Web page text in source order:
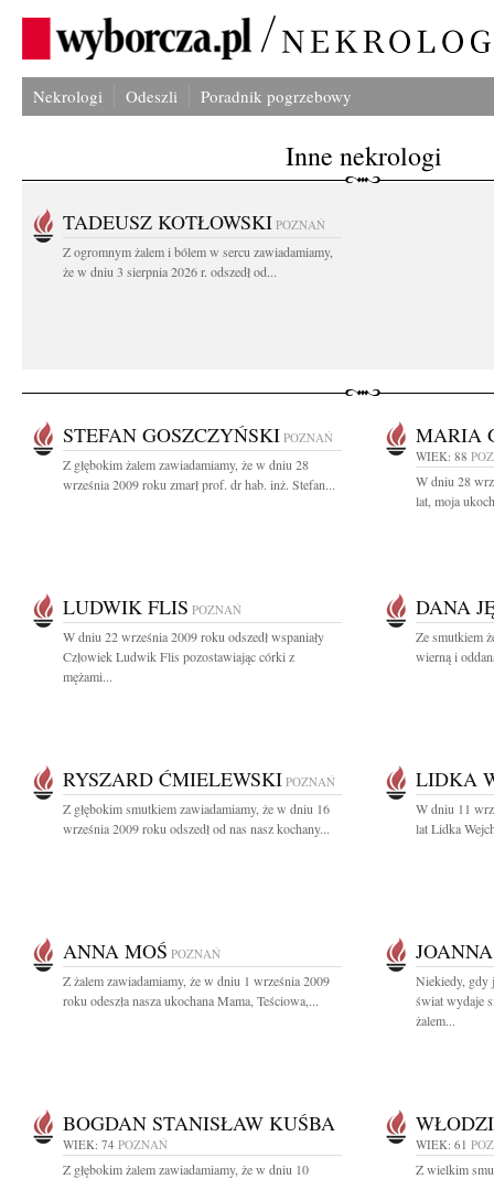
Nekrologi Odeszli Poradnik pogrzebowy
Inne nekrologi
TADEUSZ KOTŁOWSKI POZNAŃ
Z ogromnym żalem i bólem w sercu zawiadamiamy,
że w dniu 3 sierpnia 2026 r. odszedł od...
STEFAN GOSZCZYŃSKI POZNAŃ
Z głębokim żalem zawiadamiamy, że w dniu 28
września 2009 roku zmarł prof. dr hab. inż. Stefan...
MARIA
WIEK: 88
W dniu 28
lat, moja
LUDWIK FLIS POZNAŃ
W dniu 22 września 2009 roku odszedł wspaniały
Człowiek Ludwik Flis pozostawiając córki z
mężami...
DANA
Ze smutkiem
wierną i
RYSZARD ĆMIELEWSKI POZNAŃ
Z głębokim smutkiem zawiadamiamy, że w dniu 16
września 2009 roku odszedł od nas nasz kochany...
LIDKA
W dniu 11
lat Lidka
ANNA MOŚ POZNAŃ
Z żalem zawiadamiamy, że w dniu 1 września 2009
roku odeszła nasza ukochana Mama, Teściowa,...
Niekiedy, gdy
świat wydaje
żalem...
BOGDAN STANISŁAW KUŚBA
WIEK: 74 POZNAŃ
Z głębokim żalem zawiadamiamy, że w dniu 10
WIEK: 61
Z wielkim